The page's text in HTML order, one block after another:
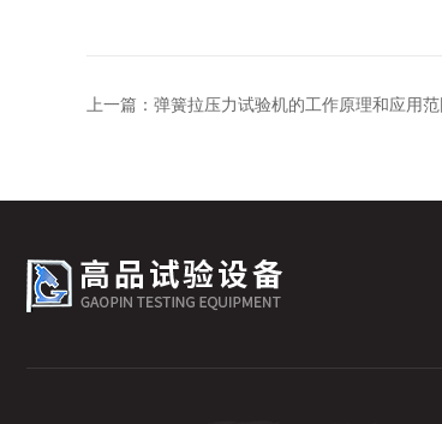
上一篇： 弹簧拉压力试验机的工作原理和应用范